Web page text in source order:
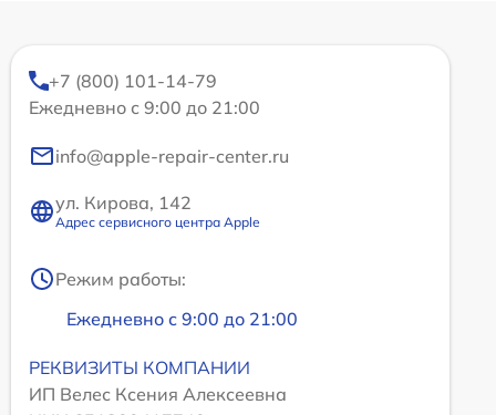
+7 (800) 101-14-79
Ежедневно с 9:00 до 21:00
info@apple-repair-center.ru
ул. Кирова, 142
Адрес сервисного центра Apple
Режим работы:
Ежедневно с 9:00 до 21:00
РЕКВИЗИТЫ КОМПАНИИ
ИП Велес Ксения Алексеевна